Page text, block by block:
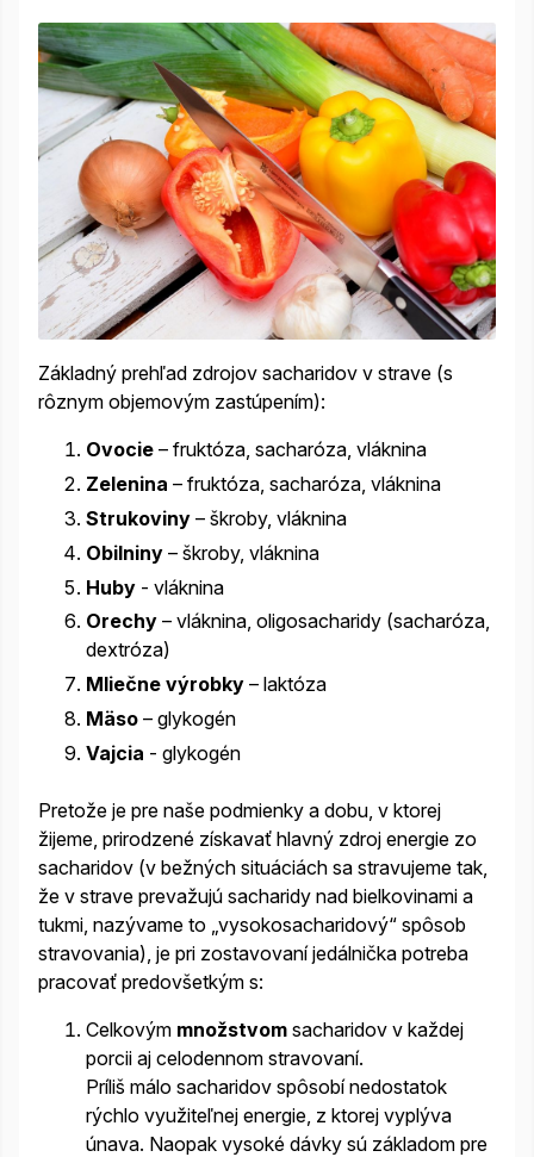
Základný prehľad zdrojov sacharidov v strave (s
rôznym objemovým zastúpením):
Ovocie – fruktóza, sacharóza, vláknina
Zelenina – fruktóza, sacharóza, vláknina
Strukoviny – škroby, vláknina
Obilniny – škroby, vláknina
Huby - vláknina
Orechy – vláknina, oligosacharidy (sacharóza,
dextróza)
Mliečne výrobky – laktóza
Mäso – glykogén
Vajcia - glykogén
Pretože je pre naše podmienky a dobu, v ktorej
žijeme, prirodzené získavať hlavný zdroj energie zo
sacharidov (v bežných situáciách sa stravujeme tak,
že v strave prevažujú sacharidy nad bielkovinami a
tukmi, nazývame to „vysokosacharidový“ spôsob
stravovania), je pri zostavovaní jedálnička potreba
pracovať predovšetkým s:
Celkovým množstvom sacharidov v každej
porcii aj celodennom stravovaní.
Príliš málo sacharidov spôsobí nedostatok
rýchlo využiteľnej energie, z ktorej vyplýva
únava. Naopak vysoké dávky sú základom pre